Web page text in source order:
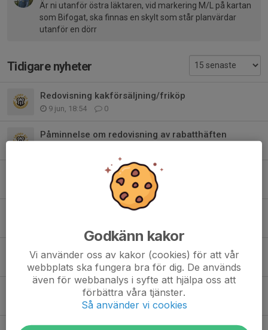
Är ni utanför östra läktaren, vid markering M/L på kartan
som Bifogat, ska finnas en skylt som står planvärdar
utanför en dörr
Tidigare nyheter
Redovisning kakförsäljning/friköp
9 jun, 18:54 0
Påminnelse om redovisning av rabatthäften
Leverans kakförsäljning
Ny försäljning av kakor
Ny försäljning: Idrottsrabatten
7 mar, 18:19 4
Rutin kring kioskförsäljning
6 feb, 16:51 0
Godkänn kakor
Vi använder oss av kakor (cookies) för att vår
webbplats ska fungera bra för dig. De används
även för webbanalys i syfte att hjälpa oss att
förbättra våra tjänster.
Så använder vi cookies